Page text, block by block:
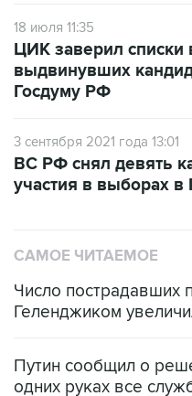
18 июля 11:35
ЦИК заверил списки
выдвинувших
Госдуму РФ
3 сентября 2021 года 13:01
ВС РФ снял девять
участия в выборах в
САМОЕ ЧИТАЕМОЕ
Число пострадавших
Геленджиком
Путин сообщил о
одних руках все